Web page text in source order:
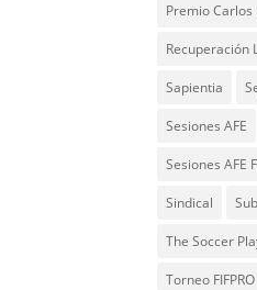
Premio
Recuperación
Sapientia
Sesiones AFE
Sesiones AFE
Sindical
The Soccer
Torneo FIFPRO